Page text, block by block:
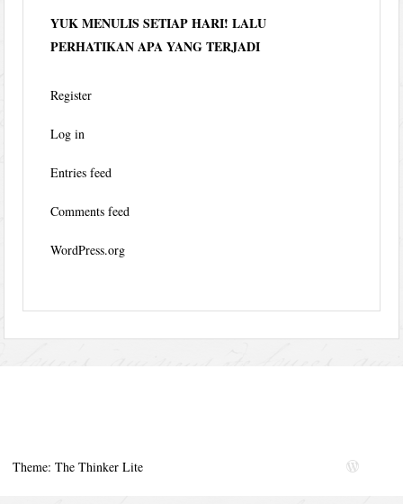
YUK MENULIS SETIAP HARI! LALU
PERHATIKAN APA YANG TERJADI
Register
Log in
Entries feed
Comments feed
WordPress.org
Theme: The Thinker Lite